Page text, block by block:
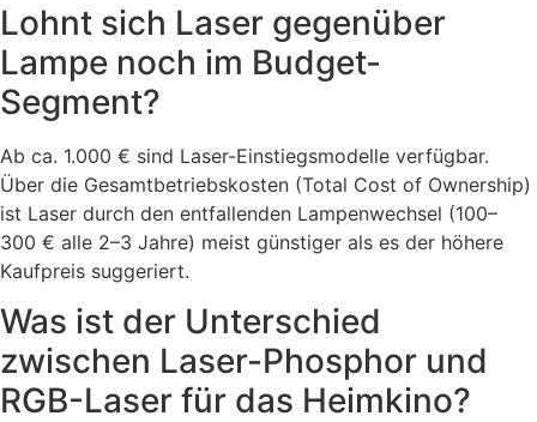
Lohnt sich Laser gegenüber
Lampe noch im Budget-
Segment?
Ab ca. 1.000 € sind Laser-Einstiegsmodelle verfügbar.
Über die Gesamtbetriebskosten (Total Cost of Ownership)
ist Laser durch den entfallenden Lampenwechsel (100–
300 € alle 2–3 Jahre) meist günstiger als es der höhere
Kaufpreis suggeriert.
Was ist der Unterschied
zwischen Laser-Phosphor und
RGB-Laser für das Heimkino?